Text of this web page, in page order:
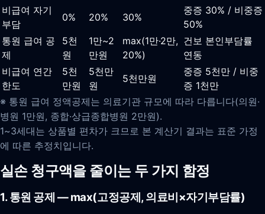
비급여 자기
부담
0% 20% 30%
중증 30% / 비중증
50%
통원 급여 공
제
5천
원
1만~2
만원
max(1만·2만,
20%)
건보 본인부담률
연동
비급여 연간
한도
5천
만원
5천만
원
5천만원
중증 5천만 / 비중
증 1천만
※ 통원 급여 정액공제는 의료기관 규모에 따라 다릅니다(의원·
병원 1만원, 종합·상급종합병원 2만원).
1~3세대는 상품별 편차가 크므로 본 계산기 결과는 표준 가정
에 따른 추정치입니다.
실손 청구액을 줄이는 두 가지 함정
1. 통원 공제 — max(고정공제, 의료비×자기부담률)